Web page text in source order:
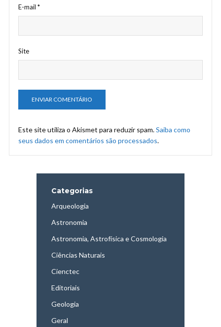
E-mail *
Site
Este site utiliza o Akismet para reduzir spam.Saiba como
seus dados em comentários são processados.
Categorias
Arqueologia
Astronomia
Astronomia, Astrofísica e Cosmologia
Ciências Naturais
Cienctec
Editoriais
Geologia
Geral